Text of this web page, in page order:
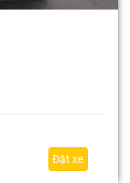
Đặt xe